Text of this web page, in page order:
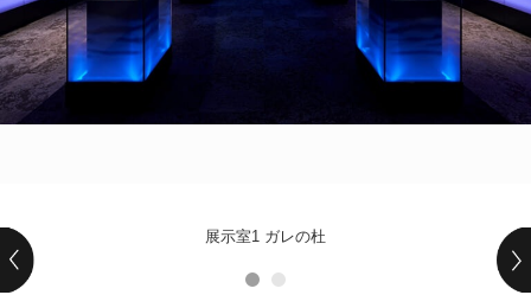
展示室1 ガレの杜